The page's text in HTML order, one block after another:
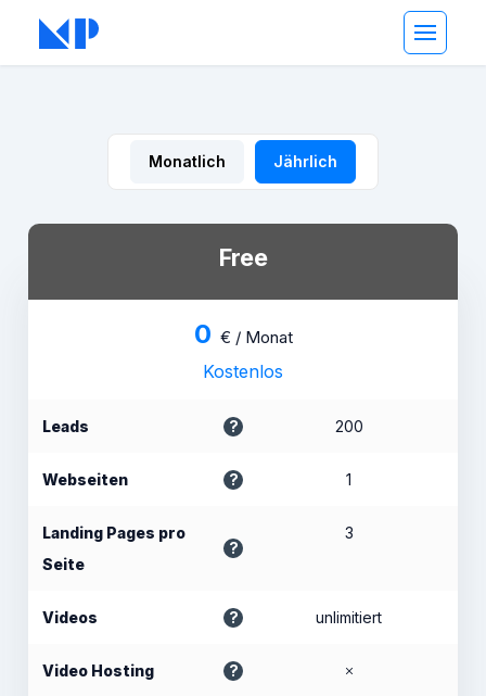
Monatlich Jährlich
Free
0 € / Monat
Kostenlos
Leads 200
Webseiten 1
Landing Pages pro
Seite
3
Videos unlimitiert
Video Hosting